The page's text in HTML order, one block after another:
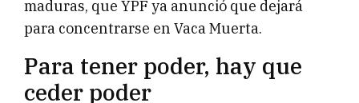
maduras, que YPF ya anunció que dejará
para concentrarse en Vaca Muerta.
Para tener poder, hay que
ceder poder